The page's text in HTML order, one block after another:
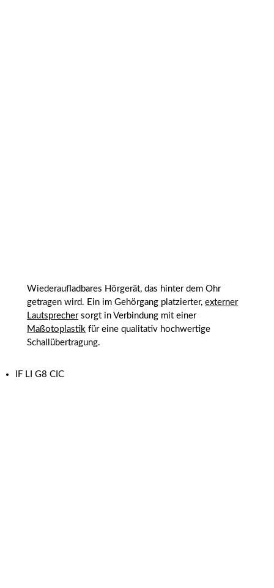
Wiederaufladbares Hörgerät, das hinter dem Ohr
getragen wird. Ein im Gehörgang platzierter,externer
Lautsprechersorgt in Verbindung mit einer
Maßotoplastik für eine qualitativ hochwertige
Schallübertragung.
IF LI G8 CIC